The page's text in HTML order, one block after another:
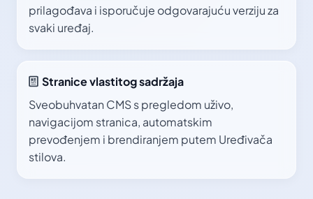
prilagođava i isporučuje odgovarajuću verziju za
svaki uređaj.
Stranice vlastitog sadržaja
Sveobuhvatan CMS s pregledom uživo,
navigacijom stranica, automatskim
prevođenjem i brendiranjem putem Uređivača
stilova.